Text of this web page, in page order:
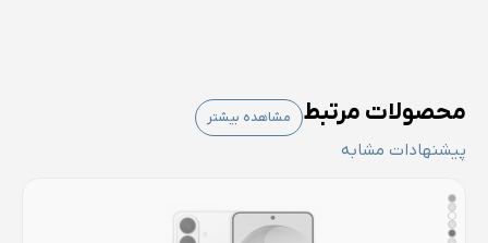
محصولات مرتبط
پیشنهادات مشابه
مشاهده بیشتر